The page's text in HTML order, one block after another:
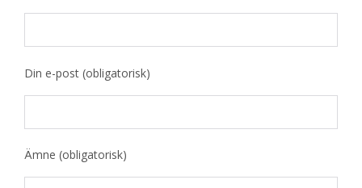
Din e-post (obligatorisk)
Ämne (obligatorisk)